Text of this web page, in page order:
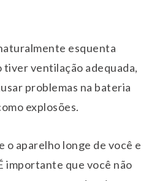
esquenta
tiver ventilação adequada,
problemas na bateria
explosões.
o aparelho longe de você e
importante que você não